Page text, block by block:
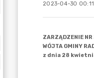
2023-04-30 00:11